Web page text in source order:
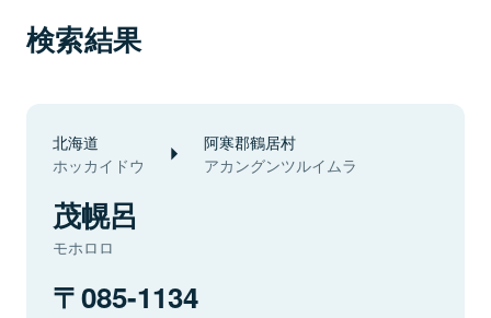
検索結果
北海道
ホッカイドウ
阿寒郡鶴居村
アカングンツルイムラ
茂幌呂
モホロロ
085-1134